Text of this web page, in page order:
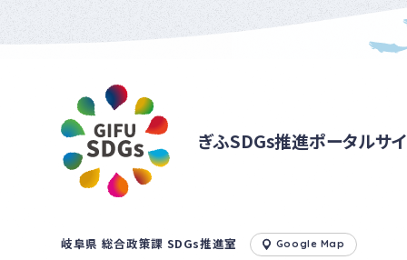
ぎふSDGs推進ポータルサ
岐阜県 総合政策課 SDGs推進室 Google Map